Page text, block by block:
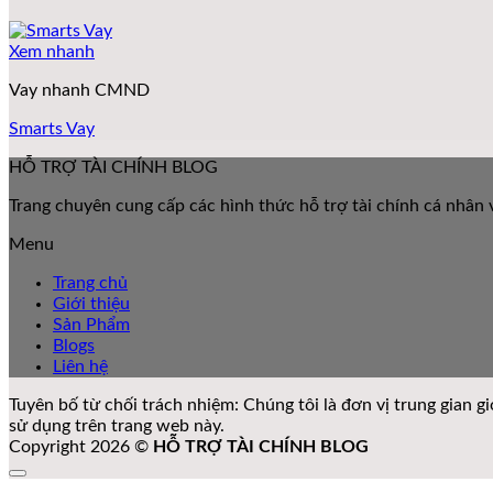
Xem nhanh
Vay nhanh CMND
Smarts Vay
HỖ TRỢ TÀI CHÍNH BLOG
Trang chuyên cung cấp các hình thức hỗ trợ tài chính cá
Menu
Trang chủ
Giới thiệu
Sản Phẩm
Blogs
Liên hệ
Tuyên bố từ chối trách nhiệm: Chúng tôi là đơn vị trung gian
sử dụng trên trang web này.
Copyright 2026 © HỖ TRỢ TÀI CHÍNH BLOG